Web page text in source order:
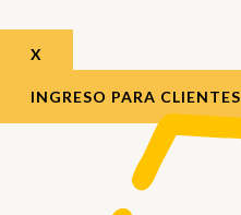
X
INGRESO PARA CLIENTES